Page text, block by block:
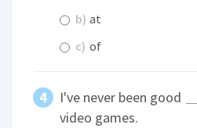
b) at
c) of
I've never been good
video games.